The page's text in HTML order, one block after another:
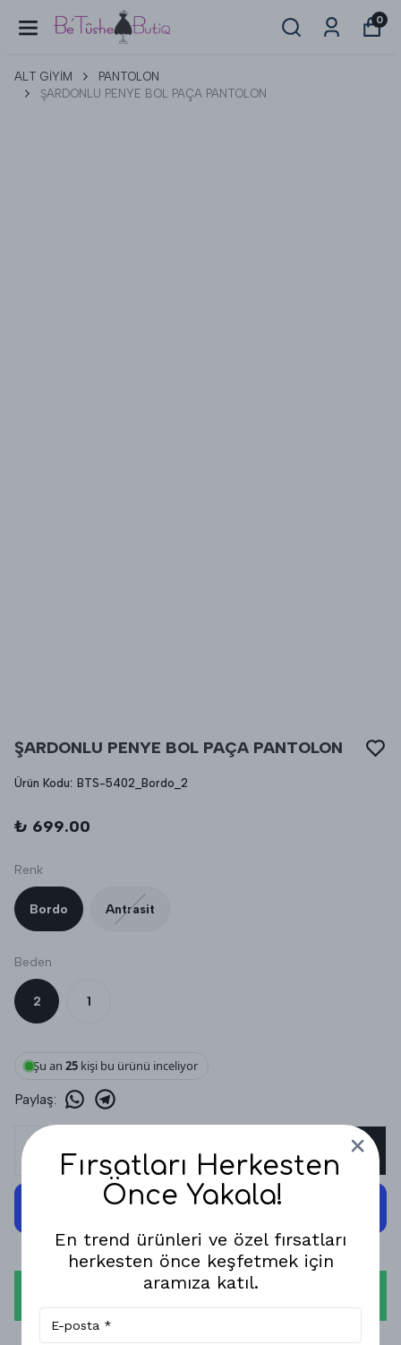
0
ALT GİYİM
PANTOLON
ŞARDONLU PENYE BOL PAÇA PANTOLON
ŞARDONLU PENYE BOL PAÇA PANTOLON
Ürün Kodu: BTS-5402_Bordo_2
₺ 699.00
Renk
Bordo Antrasit
Beden
2 1
Şu an 25kişi bu ürünü inceliyor
Paylaş:
SEPETE EKLE
1-3 İŞ GÜNÜNDE KARGODA!
Fırsatları Herkesten
Önce Yakala!
En trend ürünleri ve özel fırsatları
herkesten önce keşfetmek için
aramıza katıl.